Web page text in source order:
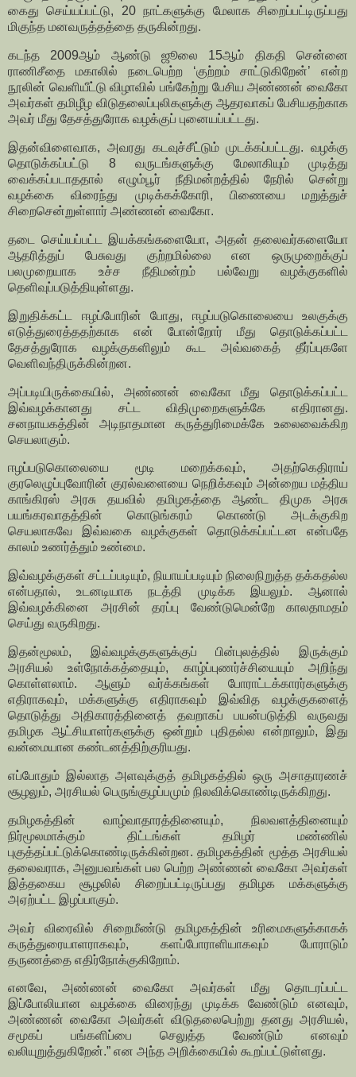
கைது செய்யப்பட்டு, 20 நாட்களுக்கு மேலாக சிறைப்பட்டிருப்பது
மிகுந்த மனவருத்தத்தை தருகின்றது.
கடந்த 2009ஆம் ஆண்டு ஜூலை 15ஆம் திகதி சென்னை
ராணிசீதை மகாலில் நடைபெற்ற ‘குற்றம் சாட்டுகிறேன்’ என்ற
நூலின் வெளியீட்டு விழாவில் பங்கேற்று பேசிய அண்ணன் வைகோ
அவர்கள் தமிழீழ விடுதலைப்புலிகளுக்கு ஆதரவாகப் பேசியதற்காக
அவர் மீது தேசத்துரோக வழக்குப் புனையப்பட்டது.
இதன்விளைவாக, அவரது கடவுச்சீட்டும் முடக்கப்பட்டது. வழக்கு
தொடுக்கப்பட்டு 8 வருடங்களுக்கு மேலாகியும் முடித்து
வைக்கப்படாததால் எழும்பூர் நீதிமன்றத்தில் நேரில் சென்று
வழக்கை விரைந்து முடிக்கக்கோரி, பிணையை மறுத்துச்
சிறைசென்றுள்ளார் அண்ணன் வைகோ.
தடை செய்யப்பட்ட இயக்கங்களையோ, அதன் தலைவர்களையோ
ஆதரித்துப் பேசுவது குற்றமில்லை என ஒருமுறைக்குப்
பலமுறையாக உச்ச நீதிமன்றம் பல்வேறு வழக்குகளில்
தெளிவுப்படுத்தியுள்ளது.
இறுதிக்கட்ட ஈழப்போரின் போது, ஈழப்படுகொலையை உலகுக்கு
எடுத்துரைத்ததற்காக என் போன்றோர் மீது தொடுக்கப்பட்ட
தேசத்துரோக வழக்குகளிலும் கூட அவ்வகைத் தீர்ப்புகளே
வெளிவந்திருக்கின்றன.
அப்படியிருக்கையில், அண்ணன் வைகோ மீது தொடுக்கப்பட்ட
இவ்வழக்கானது சட்ட விதிமுறைகளுக்கே எதிரானது.
சனநாயகத்தின் அடிநாதமான கருத்துரிமைக்கே உலைவைக்கிற
செயலாகும்.
ஈழப்படுகொலையை மூடி மறைக்கவும், அதற்கெதிராய்
குரலெழுப்புவோரின் குரல்வளையை நெறிக்கவும் அன்றைய மத்திய
காங்கிரஸ் அரசு தயவில் தமிழகத்தை ஆண்ட திமுக அரசு
பயங்கரவாதத்தின் கொடுங்கரம் கொண்டு அடக்குகிற
செயலாகவே இவ்வகை வழக்குகள் தொடுக்கப்பட்டன என்பதே
காலம் உணர்த்தும் உண்மை.
இவ்வழக்குகள் சட்டப்படியும், நியாயப்படியும் நிலைநிறுத்த தக்கதல்ல
என்பதால், உடனடியாக நடத்தி முடிக்க இயலும். ஆனால்
இவ்வழக்கினை அரசின் தரப்பு வேண்டுமென்றே காலதாமதம்
செய்து வருகிறது.
இதன்மூலம், இவ்வழக்குகளுக்குப் பின்புலத்தில் இருக்கும்
அரசியல் உள்நோக்கத்தையும், காழ்ப்புணர்ச்சியையும் அறிந்து
கொள்ளலாம். ஆளும் வர்க்கங்கள் போராட்டக்காரர்களுக்கு
எதிராகவும், மக்களுக்கு எதிராகவும் இவ்வித வழக்குகளைத்
தொடுத்து அதிகாரத்தினைத் தவறாகப் பயன்படுத்தி வருவது
தமிழக ஆட்சியாளர்களுக்கு ஒன்றும் புதிதல்ல என்றாலும், இது
வன்மையான கண்டனத்திற்குரியது.
எப்போதும் இல்லாத அளவுக்குத் தமிழகத்தில் ஒரு அசாதாரணச்
சூழலும், அரசியல் பெருங்குழப்பமும் நிலவிக்கொண்டிருக்கிறது.
தமிழகத்தின் வாழ்வாதாரத்தினையும், நிலவளத்தினையும்
நிர்மூலமாக்கும் திட்டங்கள் தமிழர் மண்ணில்
புகுத்தப்பட்டுக்கொண்டிருக்கின்றன. தமிழகத்தின் மூத்த அரசியல்
தலைவராக, அனுபவங்கள் பல பெற்ற அண்ணன் வைகோ அவர்கள்
இத்தகைய சூழலில் சிறைப்பட்டிருப்பது தமிழக மக்களுக்கு
அஏற்பட்ட இழப்பாகும்.
அவர் விரைவில் சிறைமீண்டு தமிழகத்தின் உரிமைகளுக்காகக்
கருத்துரையாளராகவும், களப்போராளியாகவும் போராடும்
தருணத்தை எதிர்நோக்குகிறோம்.
எனவே, அண்ணன் வைகோ அவர்கள் மீது தொடரப்பட்ட
இப்போலியான வழக்கை விரைந்து முடிக்க வேண்டும் எனவும்,
அண்ணன் வைகோ அவர்கள் விடுதலைபெற்று தனது அரசியல்,
சமூகப் பங்களிப்பை செலுத்த வேண்டும் எனவும்
வலியுறுத்துகிறேன்.” என அந்த அறிக்கையில் கூறப்பட்டுள்ளது.